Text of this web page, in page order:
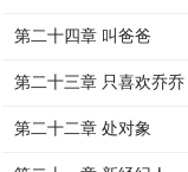
第二十四章 叫爸爸
第二十三章 只喜欢乔乔
第二十二章 处对象